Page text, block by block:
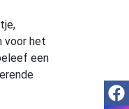
voor het
een